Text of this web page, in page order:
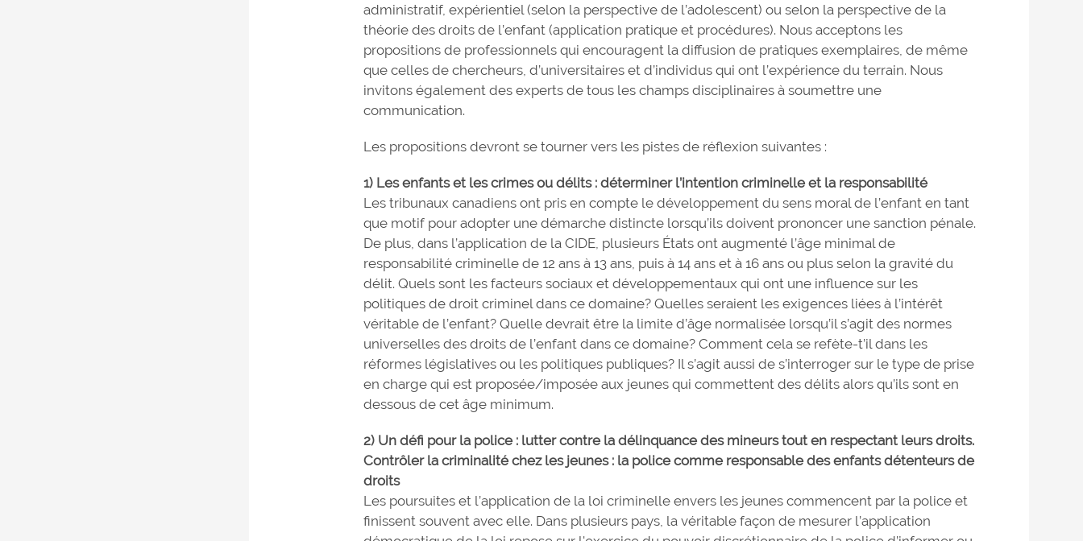
administratif, expérientiel (selon la perspective de l’adolescent) ou selon la perspective de la
théorie des droits de l’enfant (application pratique et procédures). Nous acceptons les
propositions de professionnels qui encouragent la diffusion de pratiques exemplaires, de même
que celles de chercheurs, d’universitaires et d’individus qui ont l’expérience du terrain. Nous
invitons également des experts de tous les champs disciplinaires à soumettre une
communication.
Les propositions devront se tourner vers les pistes de réflexion suivantes :
1) Les enfants et les crimes ou délits : déterminer l’intention criminelle et la responsabilité
Les tribunaux canadiens ont pris en compte le développement du sens moral de l’enfant en tant
que motif pour adopter une démarche distincte lorsqu’ils doivent prononcer une sanction pénale.
De plus, dans l’application de la CIDE, plusieurs États ont augmenté l’âge minimal de
responsabilité criminelle de 12 ans à 13 ans, puis à 14 ans et à 16 ans ou plus selon la gravité du
délit. Quels sont les facteurs sociaux et développementaux qui ont une influence sur les
politiques de droit criminel dans ce domaine? Quelles seraient les exigences liées à l’intérêt
véritable de l’enfant? Quelle devrait être la limite d’âge normalisée lorsqu’il s’agit des normes
universelles des droits de l’enfant dans ce domaine? Comment cela se refète-t’il dans les
réformes législatives ou les politiques publiques? Il s’agit aussi de s’interroger sur le type de prise
en charge qui est proposée/imposée aux jeunes qui commettent des délits alors qu’ils sont en
dessous de cet âge minimum.
2) Un défi pour la police : lutter contre la délinquance des mineurs tout en respectant leurs droits.
Contrôler la criminalité chez les jeunes : la police comme responsable des enfants détenteurs de
droits
Les poursuites et l’application de la loi criminelle envers les jeunes commencent par la police et
finissent souvent avec elle. Dans plusieurs pays, la véritable façon de mesurer l’application